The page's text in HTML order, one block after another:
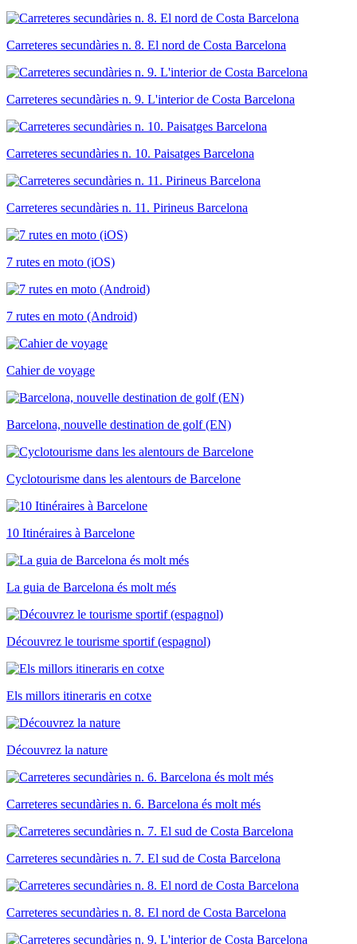
Carreteres secundàries n. 8. El nord de Costa Barcelona
Carreteres secundàries n. 9. L'interior de Costa Barcelona
Carreteres secundàries n. 10. Paisatges Barcelona
Carreteres secundàries n. 11. Pirineus Barcelona
7 rutes en moto (iOS)
7 rutes en moto (Android)
Cahier de voyage
Barcelona, nouvelle destination de golf (EN)
Cyclotourisme dans les alentours de Barcelone
10 Itinéraires à Barcelone
La guia de Barcelona és molt més
Découvrez le tourisme sportif (espagnol)
Els millors itineraris en cotxe
Découvrez la nature
Carreteres secundàries n. 6. Barcelona és molt més
Carreteres secundàries n. 7. El sud de Costa Barcelona
Carreteres secundàries n. 8. El nord de Costa Barcelona